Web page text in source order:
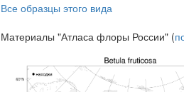
Все образцы этого вида
Материалы "Атласа флоры России" (